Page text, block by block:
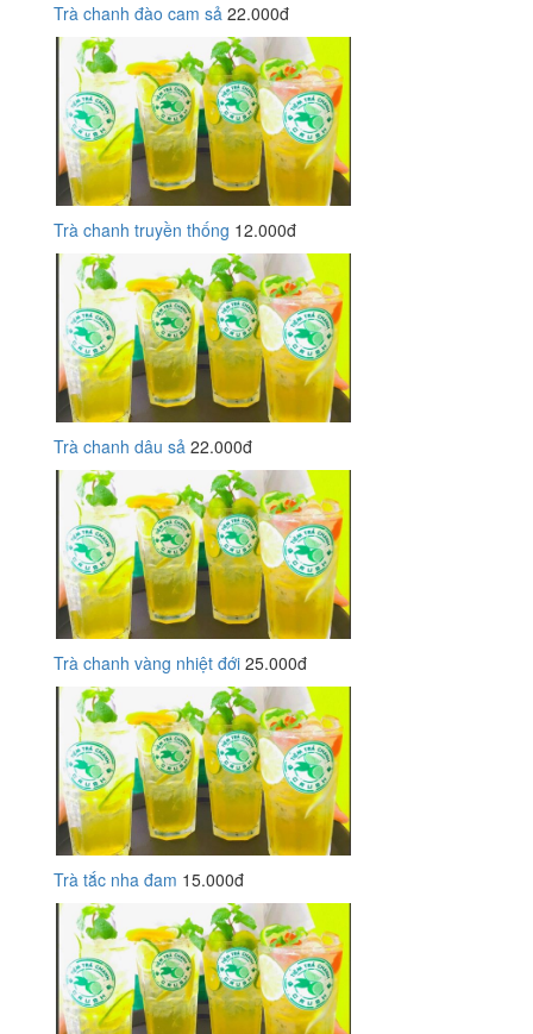
Trà chanh đào cam sả 22.000đ
Trà chanh truyền thống 12.000đ
Trà chanh dâu sả 22.000đ
Trà chanh vàng nhiệt đới 25.000đ
Trà tắc nha đam 15.000đ